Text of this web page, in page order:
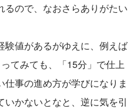
るので、なおさらありがたい
験値があるがゆえに、例えば
てみても、「15分」で仕上
事の進め方が学びになりま
かないとなと、逆に気を引